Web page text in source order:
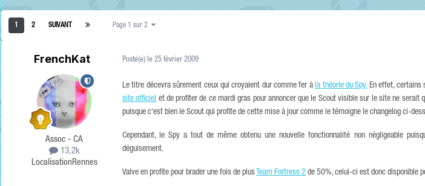
2 SUIVANT Page 1 sur 2
FrenchKat
Assoc - CA
13,2k
Localisation Rennes
Posté(e) le 25 février 2009
Le titre décevra sûrement ceux qui croyaient dur comme fer àla théorie du Spy.En effet, certains
site officiel et de profiter de ce mardi gras pour annoncer que le Scout visible sur le site ne
puisque c'est bien le Scout qui profite de cette mise à jour comme le témoigne le changelog ci-
Cependant, le Spy a tout de même obtenu une nouvelle fonctionnalité non négligeable
déguisement.
Valve en profite pour brader une fois de plus Team Fortress 2 de 50%, celui-ci est donc disponible